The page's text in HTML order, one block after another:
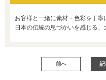
お客様と一緒に素材・色彩を丁寧
日本の伝統の息づかいを感じる、
前へ 記